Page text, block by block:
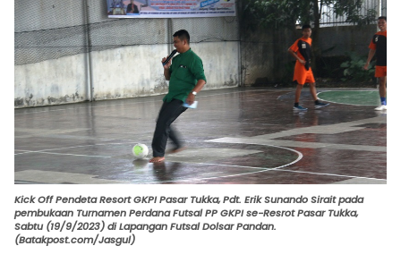
Kick Off Pendeta Resort GKPI Pasar Tukka, Pdt. Erik Sunando Sirait pada
pembukaan Turnamen Perdana Futsal PP GKPI se-Resrot Pasar Tukka,
Sabtu (19/9/2023) di Lapangan Futsal Dolsar Pandan.
(Batakpost.com/Jasgul)